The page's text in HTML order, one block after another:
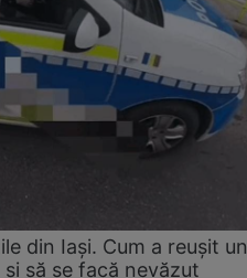
din Iași. Cum a reușit un
să se facă nevăzut